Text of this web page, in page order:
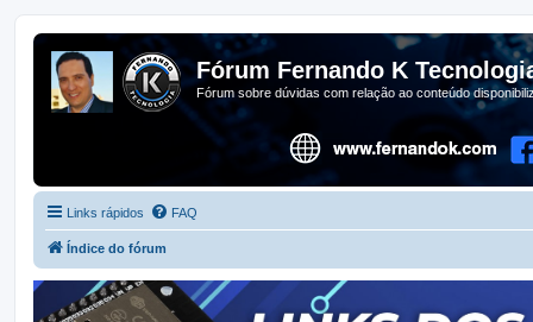
Fórum Fernando K
Fórum sobre dúvidas com relação ao conteúdo
Links rápidos FAQ
Índice do fórum